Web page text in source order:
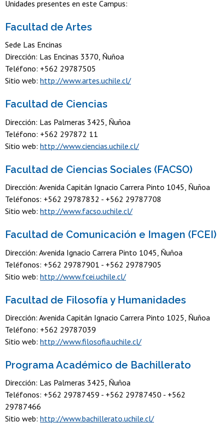
Unidades presentes en este Campus:
Facultad de Artes
Sede Las Encinas
Dirección: Las Encinas 3370, Ñuñoa
Teléfono: +562 29787505
Sitio web: http://www.artes.uchile.cl/
Facultad de Ciencias
Dirección: Las Palmeras 3425, Ñuñoa
Teléfono: +562 297872 11
Sitio web: http://www.ciencias.uchile.cl/
Facultad de Ciencias Sociales (FACSO)
Dirección: Avenida Capitán Ignacio Carrera Pinto 1045, Ñuñoa
Teléfonos: +562 29787832 - +562 29787708
Sitio web: http://www.facso.uchile.cl/
Facultad de Comunicación e Imagen (FCEI)
Dirección: Avenida Ignacio Carrera Pinto 1045, Ñuñoa
Teléfonos: +562 29787901 - +562 29787905
Sitio web: http://www.fcei.uchile.cl/
Facultad de Filosofía y Humanidades
Dirección: Avenida Capitán Ignacio Carrera Pinto 1025, Ñuñoa
Teléfono: +562 29787039
Sitio web: http://www.filosofia.uchile.cl/
Programa Académico de Bachillerato
Dirección: Las Palmeras 3425, Ñuñoa
Teléfonos: +562 29787459 - +562 29787450 - +562
29787466
Sitio web: http://www.bachillerato.uchile.cl/